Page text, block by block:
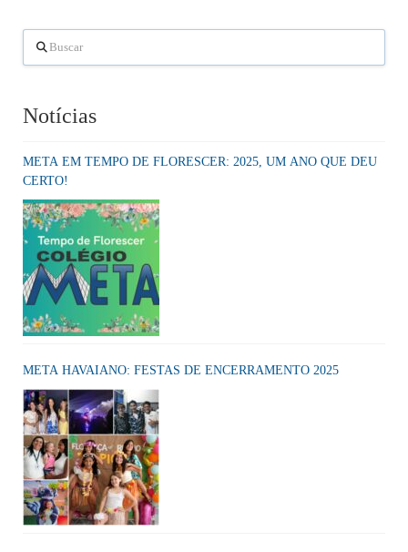
Buscar
Notícias
META EM TEMPO DE FLORESCER: 2025, UM ANO QUE DEU
CERTO!
META HAVAIANO: FESTAS DE ENCERRAMENTO 2025